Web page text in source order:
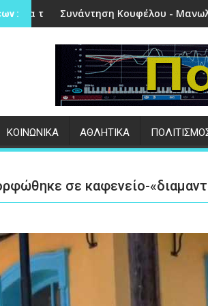
:
Πέτρα
Κουφέλου - Μανωλακέλλη | Στο
ΚΟΙΝΩΝΙΚΑ ΑΘΛΗΤΙΚΑ
σε καφενείο-